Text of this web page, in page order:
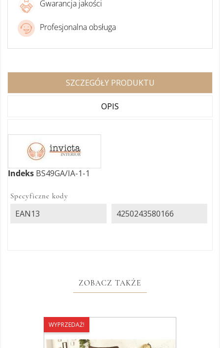
Gwarancja jakości
Profesjonalna obsługa
SZCZEGÓŁY PRODUKTU
OPIS
Indeks BS49GA/IA-1-1
Specyficzne kody
EAN13 4250243580166
ZOBACZ TAKŻE
WYPRZEDAŻ!